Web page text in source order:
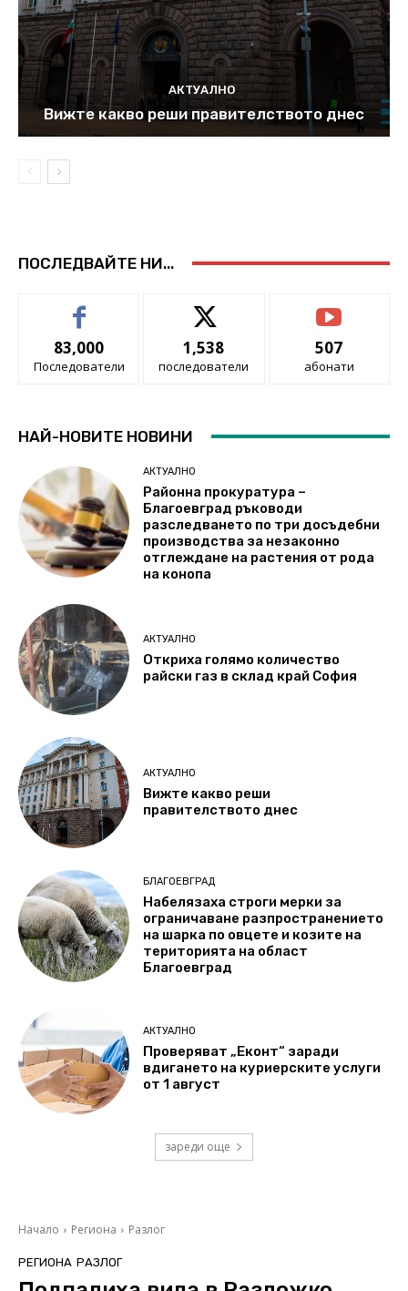
АКТУАЛНО
Вижте какво реши правителството днес
ПОСЛЕДВАЙТЕ НИ...
83,000
Последователи
1,538
последователи
507
абонати
НАЙ-НОВИТЕ НОВИНИ
АКТУАЛНО
Районна прокуратура –
Благоевград ръководи
разследването по три досъдебни
производства за незаконно
отглеждане на растения от рода
на конопа
АКТУАЛНО
Откриха голямо количество
райски газ в склад край София
АКТУАЛНО
Вижте какво реши
правителството днес
БЛАГОЕВГРАД
Набелязаха строги мерки за
ограничаване разпространението
на шарка по овцете и козите на
територията на област
Благоевград
АКТУАЛНО
Проверяват „Еконт“ заради
вдигането на куриерските услуги
от 1 август
зареди още